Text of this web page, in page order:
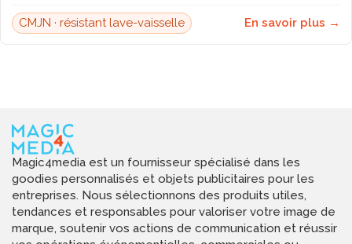
CMJN · résistant lave-vaisselle En savoir plus →
Magic4media est un fournisseur spécialisé dans les
goodies personnalisés et objets publicitaires pour les
entreprises. Nous sélectionnons des produits utiles,
tendances et responsables pour valoriser votre image de
marque, soutenir vos actions de communication et réussir